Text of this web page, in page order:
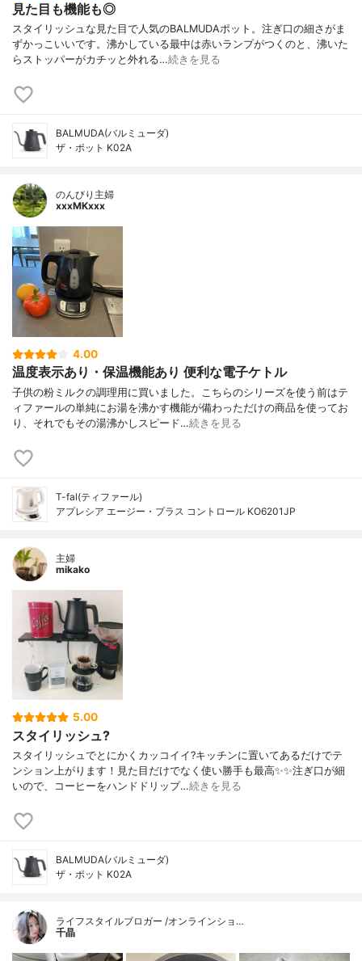
見た目も機能も◎
スタイリッシュな見た目で人気のBALMUDAポット。注ぎ口の細さがま
ずかっこいいです。沸かしている最中は赤いランプがつくのと、沸いた
らストッパーがカチッと外れる…続きを見る
BALMUDA(バルミューダ)
ザ・ポット K02A
のんびり主婦
xxxMKxxx
4.00
温度表示あり・保温機能あり 便利な電子ケトル
子供の粉ミルクの調理用に買いました。こちらのシリーズを使う前はテ
ィファールの単純にお湯を沸かす機能が備わっただけの商品を使ってお
り、それでもその湯沸かしスピード…続きを見る
T-fal(ティファール)
アプレシア エージー・プラス コントロール KO6201JP
主婦
mikako
5.00
スタイリッシュ?
スタイリッシュでとにかくカッコイイ?キッチンに置いてあるだけでテ
ンション上がります！見た目だけでなく使い勝手も最高✨✨注ぎ口が細
いので、コーヒーをハンドドリップ…続きを見る
BALMUDA(バルミューダ)
ザ・ポット K02A
ライフスタイルブロガー /オンラインショ…
千晶